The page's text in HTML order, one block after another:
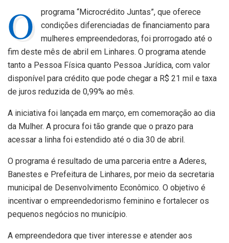
O
programa “Microcrédito Juntas”, que oferece
condições diferenciadas de financiamento para
mulheres empreendedoras, foi prorrogado até o
fim deste mês de abril em Linhares. O programa atende
tanto a Pessoa Física quanto Pessoa Jurídica, com valor
disponível para crédito que pode chegar a R$ 21 mil e taxa
de juros reduzida de 0,99% ao mês.
A iniciativa foi lançada em março, em comemoração ao dia
da Mulher. A procura foi tão grande que o prazo para
acessar a linha foi estendido até o dia 30 de abril.
O programa é resultado de uma parceria entre a Aderes,
Banestes e Prefeitura de Linhares, por meio da secretaria
municipal de Desenvolvimento Econômico. O objetivo é
incentivar o empreendedorismo feminino e fortalecer os
pequenos negócios no município.
A empreendedora que tiver interesse e atender aos